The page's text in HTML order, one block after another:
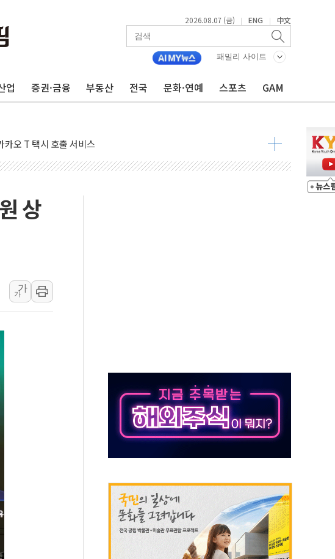
2026.08.07 (금) | ENG | 中文
패밀리 사이트
업 증권·금융 부동산 전국 문화·연예 스포츠 GAM
키 페스타' 실시...휴대폰 결제 최대 6000원 할인
바일', 교보문고 제휴 전자책 요금제 출시
주년' 기념식...지역축제 '불금전파, 송정'과 상생
합단지 지정 준비 본격화…'AI 데이터 기반 메디테크 혁신허브' 구상
근 도로 4중 추돌…1명 심정지·5명 부상
산불 진화 중...진화헬기 3대 투입
투어 제휴 여행적금 완판
점포 영업 재개...장바구니에 홈플러스 담아달라" 호소
더위…김성환 기후부 장관 "예측범위 벗어나도 즉시대응"
침수 예측"…건설연, AI 위험기상 기술 개발
액공제·인증제도 개선 수혜 기대"
무너져…대전서 50대 일용직 추락 사망
상
가
가